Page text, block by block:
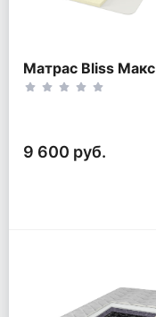
Матрас Bliss Макс
9 600 руб.